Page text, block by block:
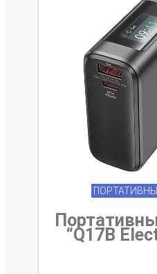
“Q17B
QC3.0